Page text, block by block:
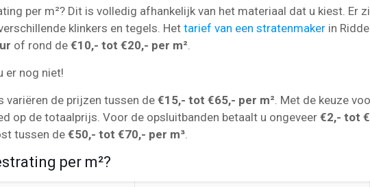
per m²? Dit is volledig afhankelijk van het materiaal dat u kiest. Er
klinkers en tegels. Hettarief van een stratenmakerin
of rond de €10,- tot €20,- per m².
er nog niet!
variëren de prijzen tussen de €15,- tot €65,- per m². Met de keuze
op de totaalprijs. Voor de opsluitbanden betaalt u ongeveer €2,- tot
tussen de €50,- tot €70,- per m³.
per m²?